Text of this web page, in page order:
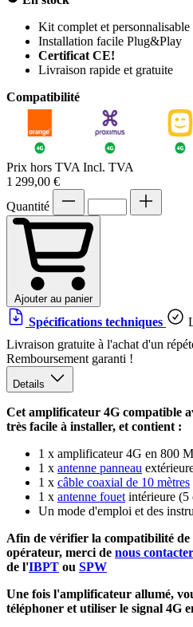
Kit complet et personnalisable
Installation facile Plug&Play
Certificat CE!
Livraison rapide et gratuite
Compatibilité
Prix hors TVA Incl. TVA
1 299,00 €
Quantité
Ajouter au panier
Spécifications techniques
Livraison gratuite à l'achat d'un
Remboursement garanti !
Details
Cet amplificateur 4G compatible
très facile à installer, et contient :
1 x amplificateur 4G en 800
1 x antenne panneau
1 x câble coaxial de 10 mètres
1 x antenne fouet intérieure
Un mode d'emploi et des
Afin de vérifier la compatibilité
opérateur, merci de nous contacter
de l'IBPT ou SPW
Une fois l'amplificateur allumé,
téléphoner et utiliser le signal 4G